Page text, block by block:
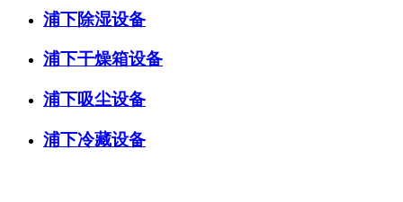
浦下除湿设备
浦下干燥箱设备
浦下吸尘设备
浦下冷藏设备